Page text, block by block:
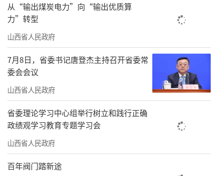
从“输出煤炭电力”向“输出优质算
力”转型
山西省人民政府
7月8日，省委书记唐登杰主持召开省委常
委会会议
山西省人民政府
省委理论学习中心组举行树立和践行正确
政绩观学习教育专题学习会
山西省人民政府
百年阀门踏新途